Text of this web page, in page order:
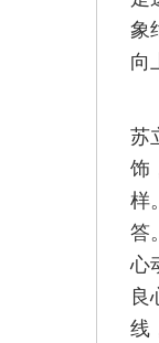
象
向
苏
饰
样
答
心
良
线